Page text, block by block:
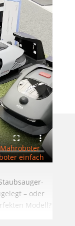
ein­fach
– oder
Modell?